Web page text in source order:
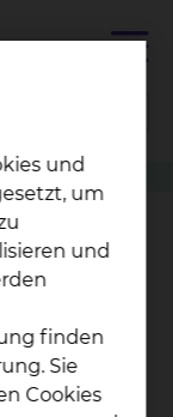
Sie
und
um
und
finden
Sie
Cookies